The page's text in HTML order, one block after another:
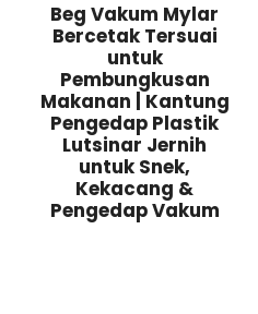
Beg Vakum Mylar
Bercetak Tersuai
untuk
Pembungkusan
Makanan | Kantung
Pengedap Plastik
Lutsinar Jernih
untuk Snek,
Kekacang &
Pengedap Vakum